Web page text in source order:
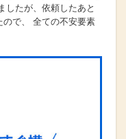
したが、依頼したあと
ので、 全ての不安要素